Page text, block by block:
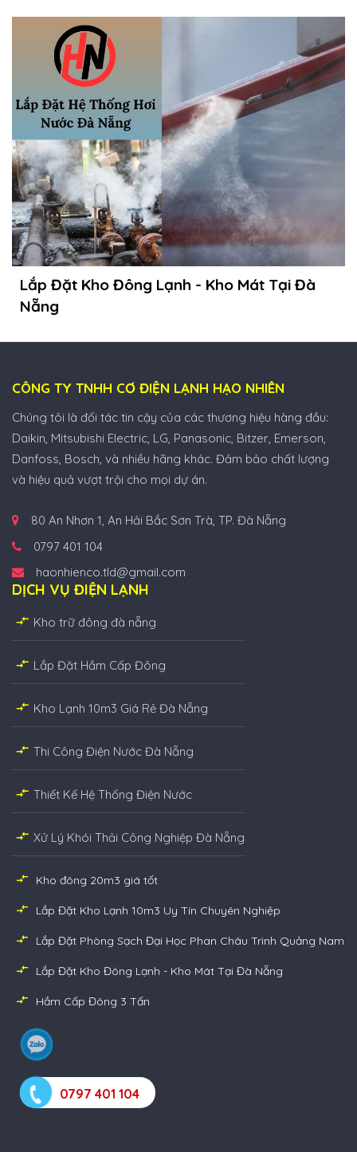
Lắp Đặt Kho Đông Lạnh - Kho Mát Tại Đà
Nẵng
CÔNG TY TNHH CƠ ĐIỆN LẠNH HẠO NHIÊN
Chúng tôi là đối tác tin cậy của các thương hiệu hàng đầu:
Daikin, Mitsubishi Electric, LG, Panasonic, Bitzer, Emerson,
Danfoss, Bosch, và nhiều hãng khác. Đảm bảo chất lượng
và hiệu quả vượt trội cho mọi dự án.
80 An Nhơn 1, An Hải Bắc Sơn Trà, TP. Đà Nẵng
0797 401 104
haonhienco.tld@gmail.com
DỊCH VỤ ĐIỆN LẠNH
Kho trữ đông đà nẵng
Lắp Đặt Hầm Cấp Đông
Kho Lạnh 10m3 Giá Rẻ Đà Nẵng
Thi Công Điện Nước Đà Nẵng
Thiết Kế Hệ Thống Điện Nước
Xử Lý Khói Thải Công Nghiệp Đà Nẵng
Kho đông 20m3 giá tốt
Lắp Đặt Kho Lạnh 10m3 Uy Tín Chuyên Nghiệp
Lắp Đặt Phòng Sạch Đại Học Phan Châu Trinh Quảng Nam
Lắp Đặt Kho Đông Lạnh - Kho Mát Tại Đà Nẵng
Hầm Cấp Đông 3 Tấn
0797 401 104